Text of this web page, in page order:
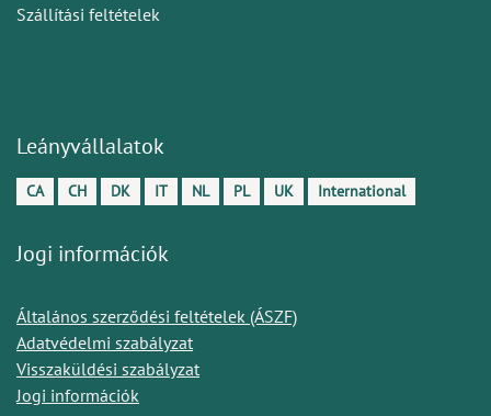
Szállítási feltételek
Leányvállalatok
CA CH DK IT NL PL UK International
Jogi információk
Általános szerződési feltételek (ÁSZF)
Adatvédelmi szabályzat
Visszaküldési szabályzat
Jogi információk